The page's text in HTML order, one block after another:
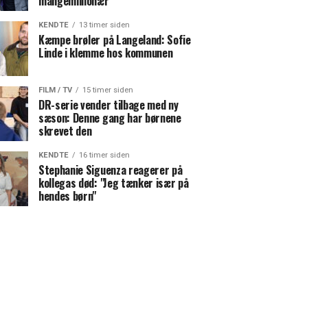
KENDTE 13 timer siden
Kæmpe brøler på Langeland: Sofie
Linde i klemme hos kommunen
FILM / TV 15 timer siden
DR-serie vender tilbage med ny
sæson: Denne gang har børnene
skrevet den
KENDTE 16 timer siden
Stephanie Siguenza reagerer på
kollegas død: "Jeg tænker især på
hendes børn"